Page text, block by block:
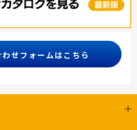
せフォームはこちら